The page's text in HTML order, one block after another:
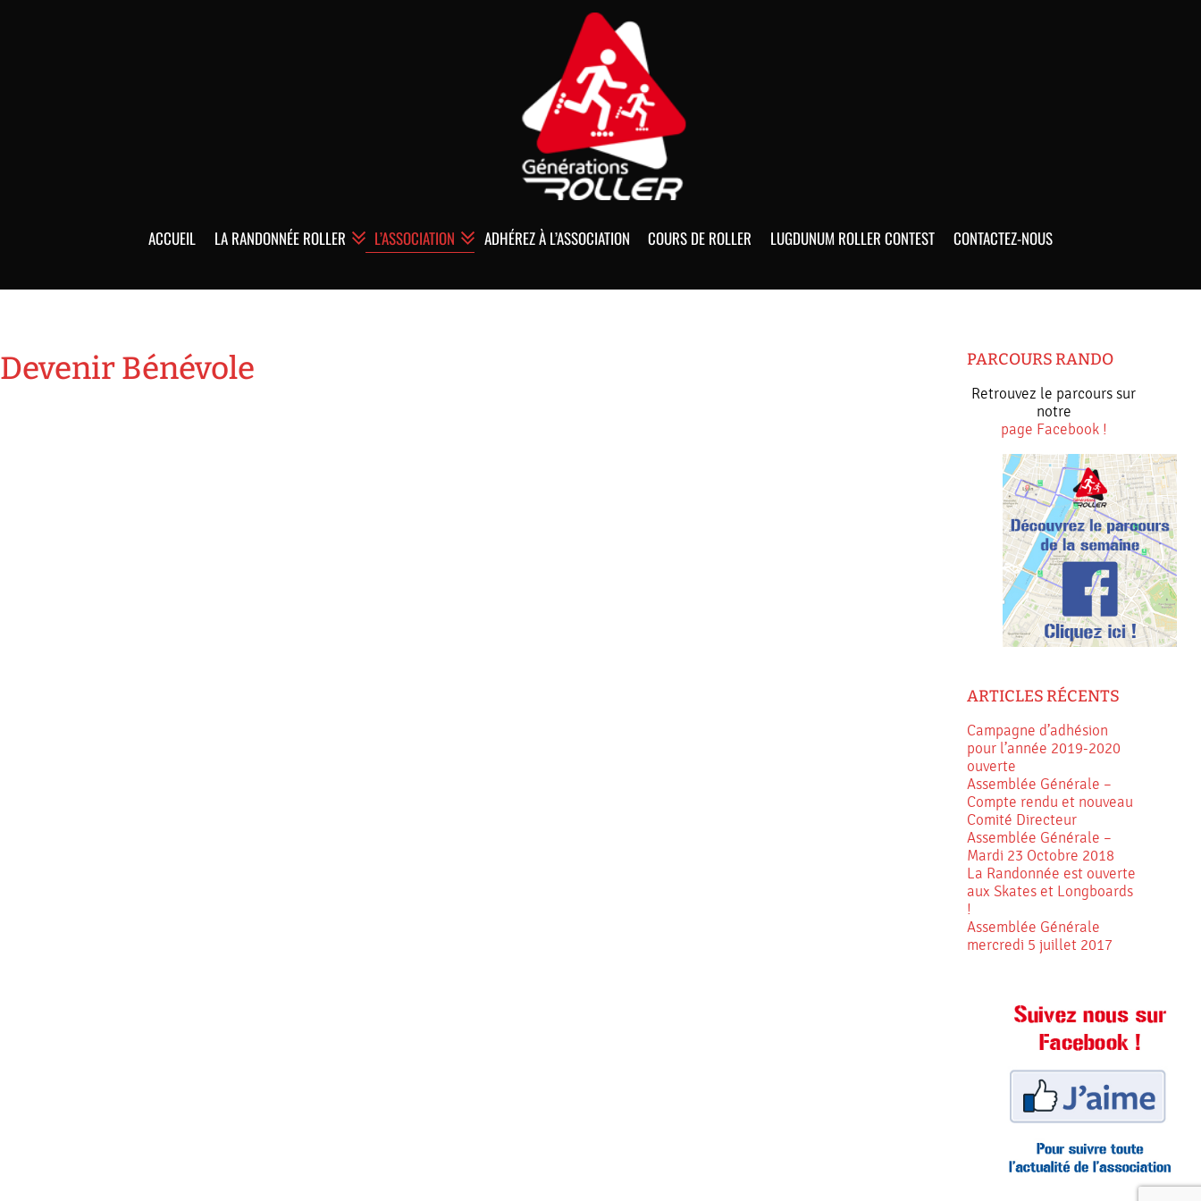
ACCUEIL LA RANDONNÉE ROLLER L’ASSOCIATION ADHÉREZ À L’ASSOCIATION COURS DE ROLLER LUGDUNUM ROLLER CONTEST CONTACTEZ-NOUS
Devenir Bénévole PARCOURS RANDO
Retrouvez le parcours sur
notre
page Facebook !
ARTICLES RÉCENTS
Campagne d’adhésion
pour l’année 2019-2020
ouverte
Assemblée Générale –
Compte rendu et nouveau
Comité Directeur
Assemblée Générale –
Mardi 23 Octobre 2018
La Randonnée est ouverte
aux Skates et Longboards
!
Assemblée Générale
mercredi 5 juillet 2017